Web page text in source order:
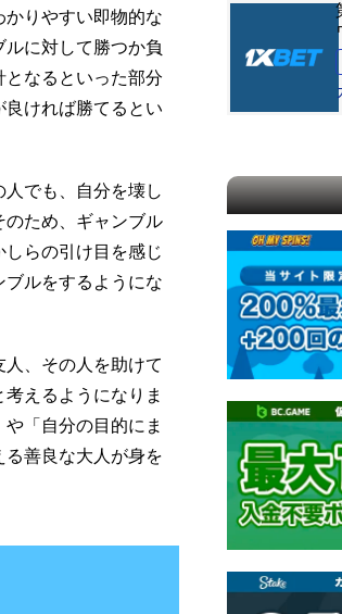
りやすい即物的な
に対して勝つか負
なるといった部分
ければ勝てるとい
でも、自分を壊し
のため、ギャンブル
らの引け目を感じ
ルをするようにな
、その人を助けて
えるようになりま
「自分の目的にま
善良な大人が身を